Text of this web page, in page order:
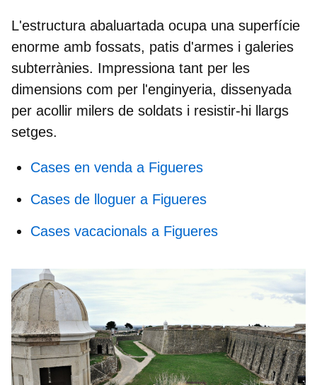
L'estructura abaluartada ocupa una superfície
enorme amb fossats, patis d'armes i galeries
subterrànies. Impressiona tant per les
dimensions com per l'enginyeria, dissenyada
per acollir milers de soldats i resistir-hi llargs
setges.
Cases en venda a Figueres
Cases de lloguer a Figueres
Cases vacacionals a Figueres